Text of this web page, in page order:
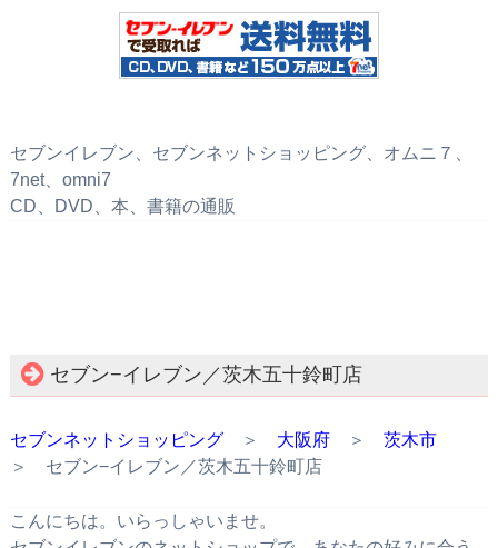
セブンイレブン、セブンネットショッピング、オムニ７、
7net、omni7
CD、DVD、本、書籍の通販
セブン−イレブン／茨木五十鈴町店
セブンネットショッピング＞ 大阪府＞ 茨木市
＞ セブン−イレブン／茨木五十鈴町店
こんにちは。いらっしゃいませ。